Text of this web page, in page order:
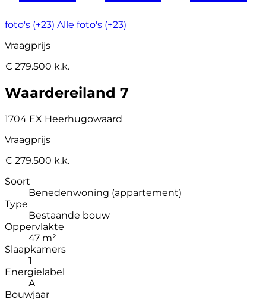
foto's (+23) Alle foto's (+23)
Vraagprijs
€ 279.500 k.k.
Waardereiland 7
1704 EX Heerhugowaard
Vraagprijs
€ 279.500 k.k.
Soort
Benedenwoning (appartement)
Type
Bestaande bouw
Oppervlakte
47 m²
Slaapkamers
1
Energielabel
A
Bouwjaar